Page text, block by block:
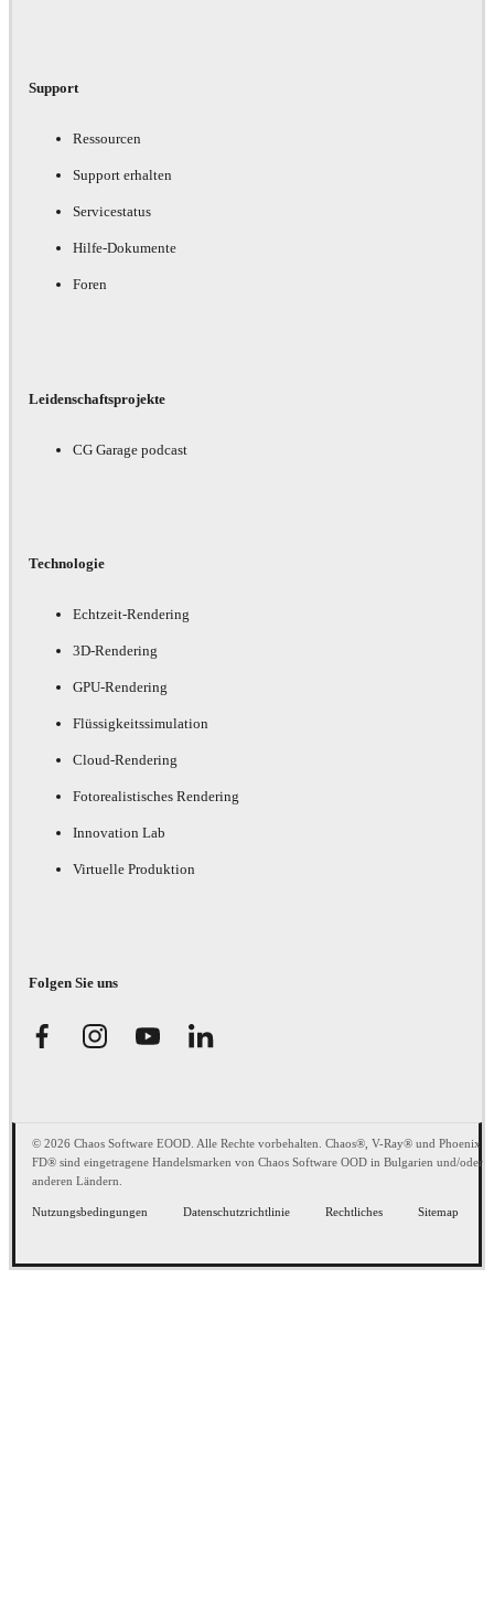
Support
Ressourcen
Support erhalten
Servicestatus
Hilfe-Dokumente
Foren
Leidenschaftsprojekte
CG Garage podcast
Technologie
Echtzeit-Rendering
3D-Rendering
GPU-Rendering
Flüssigkeitssimulation
Cloud-Rendering
Fotorealistisches Rendering
Innovation Lab
Virtuelle Produktion
Folgen Sie uns
© 2026 Chaos Software EOOD. Alle Rechte vorbehalten. Chaos®, V-Ray® und Phoenix
FD® sind eingetragene Handelsmarken von Chaos Software OOD in Bulgarien und/oder
anderen Ländern.
Nutzungsbedingungen Datenschutzrichtlinie Rechtliches Sitemap